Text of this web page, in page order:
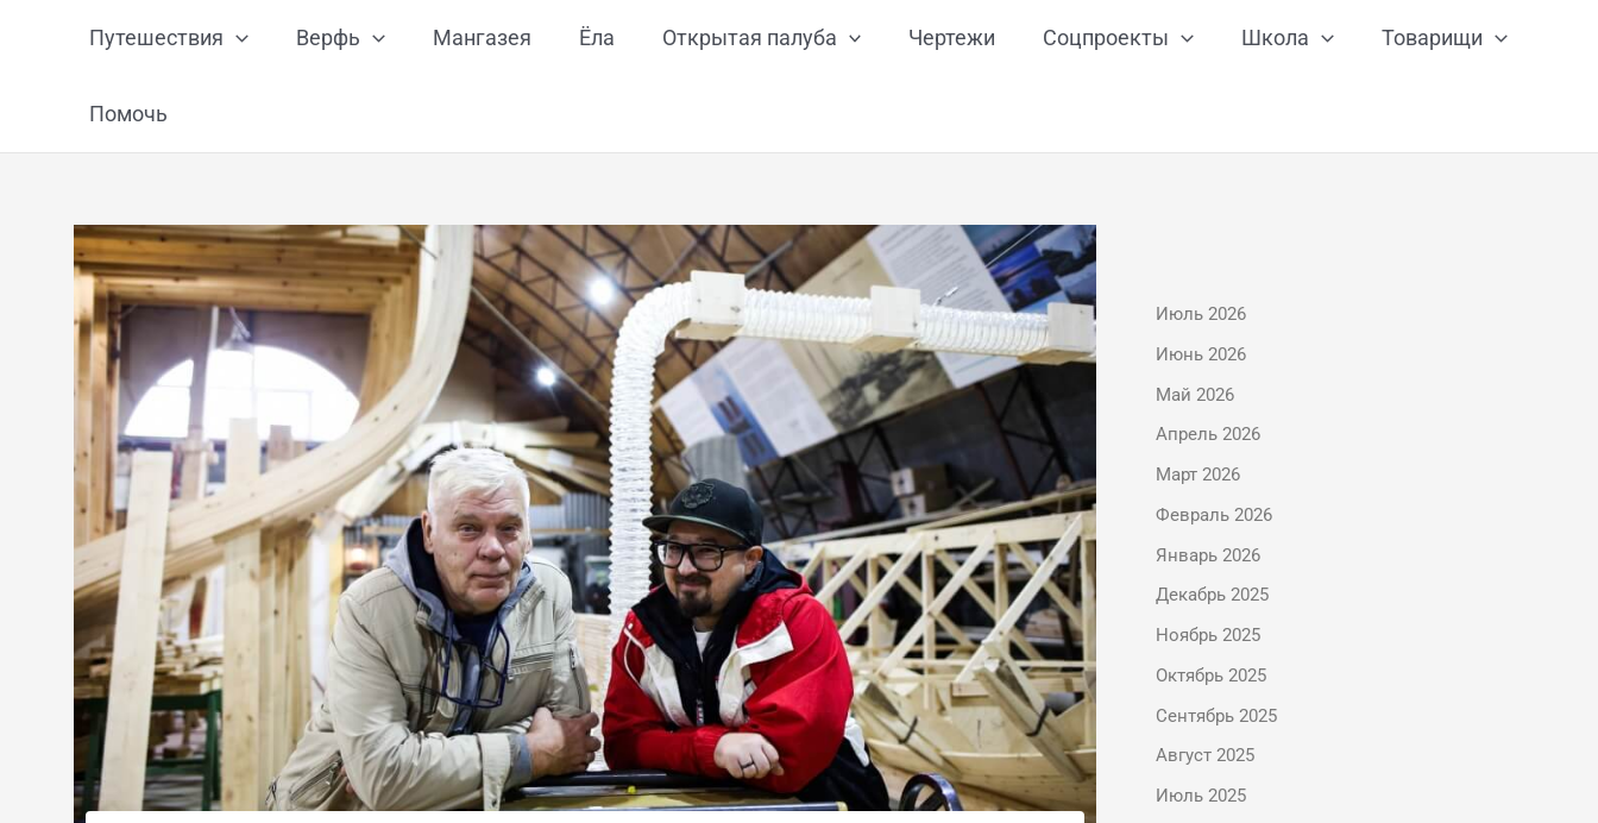
Путешествия Верфь Мангазея Ёла Открытая палуба Чертежи Соцпроекты Школа Товарищи
Помочь
Июль 2026
Июнь 2026
Май 2026
Апрель 2026
Март 2026
Февраль 2026
Январь 2026
Декабрь 2025
Ноябрь 2025
Октябрь 2025
Сентябрь 2025
Август 2025
Июль 2025